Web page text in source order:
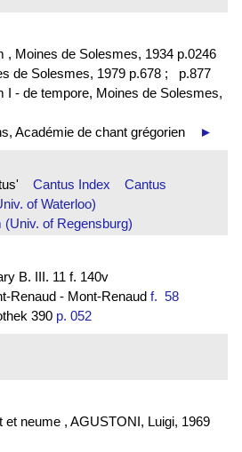
, Moines de Solesmes, 1934 p.0246
de Solesmes, 1979 p.678 ;
p.877
I - de tempore, Moines de Solesmes,
Académie de chant grégorien
►
Cantus Index
Cantus
of Waterloo)
of Regensburg)
B. III. 11 f. 140v
Renaud - Mont-Renaud f. 58
390 p. 052
et neume , AGUSTONI, Luigi, 1969